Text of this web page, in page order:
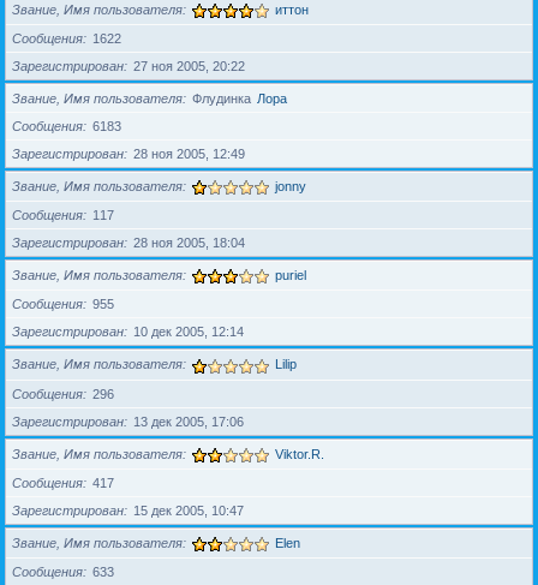
Звание, Имя пользователя иттон
Сообщения
1622
Зарегистрирован
27 ноя 2005, 20:22
Звание, Имя пользователя Флудинка Лора
Сообщения
6183
Зарегистрирован
28 ноя 2005, 12:49
Звание, Имя пользователя jonny
Сообщения
117
Зарегистрирован
28 ноя 2005, 18:04
Звание, Имя пользователя puriel
Сообщения
955
Зарегистрирован
10 дек 2005, 12:14
Звание, Имя пользователя Lilip
Сообщения
296
Зарегистрирован
13 дек 2005, 17:06
Звание, Имя пользователя Viktor.R.
Сообщения
417
Зарегистрирован
15 дек 2005, 10:47
Звание, Имя пользователя Elen
Сообщения
633